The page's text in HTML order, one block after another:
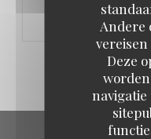
Andere
Deze